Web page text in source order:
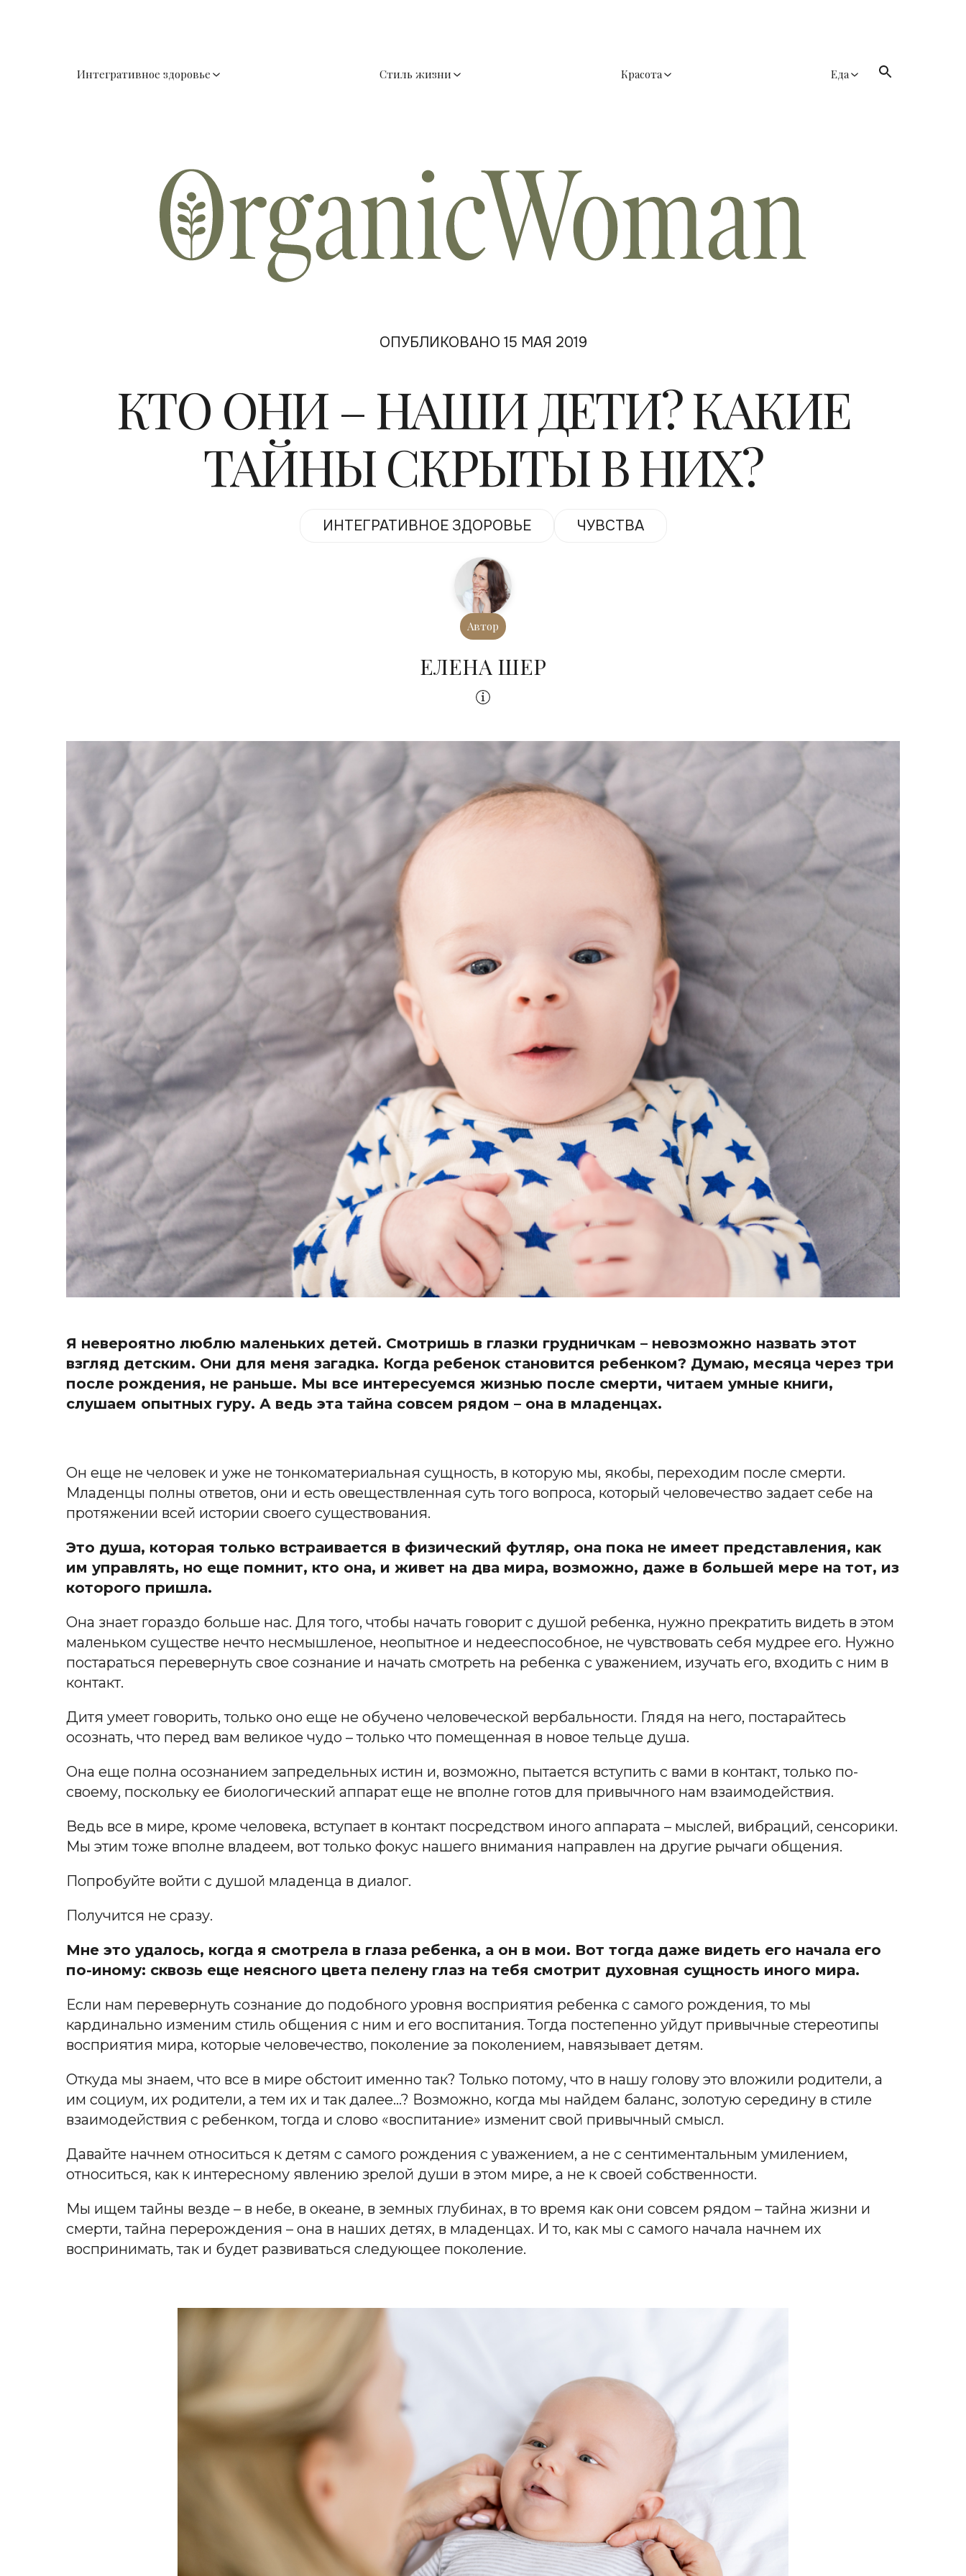
Интегративное здоровье Стиль жизни Красота Еда
ОПУБЛИКОВАНО 15 МАЯ 2019
КТО ОНИ – НАШИ ДЕТИ? КАКИЕ
ТАЙНЫ СКРЫТЫ В НИХ?
ИНТЕГРАТИВНОЕ ЗДОРОВЬЕ ЧУВСТВА
Автор
ЕЛЕНА ШЕР
Я невероятно люблю маленьких детей. Смотришь в глазки грудничкам – невозможно назвать этот
взгляд детским. Они для меня загадка. Когда ребенок становится ребенком? Думаю, месяца через три
после рождения, не раньше. Мы все интересуемся жизнью после смерти, читаем умные книги,
слушаем опытных гуру. А ведь эта тайна совсем рядом – она в младенцах.
Он еще не человек и уже не тонкоматериальная сущность, в которую мы, якобы, переходим после смерти.
Младенцы полны ответов, они и есть овеществленная суть того вопроса, который человечество задает себе на
протяжении всей истории своего существования.
Это душа, которая только встраивается в физический футляр, она пока не имеет представления, как
им управлять, но еще помнит, кто она, и живет на два мира, возможно, даже в большей мере на тот, из
которого пришла.
Она знает гораздо больше нас. Для того, чтобы начать говорит с душой ребенка, нужно прекратить видеть в этом
маленьком существе нечто несмышленое, неопытное и недееспособное, не чувствовать себя мудрее его. Нужно
постараться перевернуть свое сознание и начать смотреть на ребенка с уважением, изучать его, входить с ним в
контакт.
Дитя умеет говорить, только оно еще не обучено человеческой вербальности. Глядя на него, постарайтесь
осознать, что перед вам великое чудо – только что помещенная в новое тельце душа.
Она еще полна осознанием запредельных истин и, возможно, пытается вступить с вами в контакт, только по-
своему, поскольку ее биологический аппарат еще не вполне готов для привычного нам взаимодействия.
Ведь все в мире, кроме человека, вступает в контакт посредством иного аппарата – мыслей, вибраций, сенсорики.
Мы этим тоже вполне владеем, вот только фокус нашего внимания направлен на другие рычаги общения.
Попробуйте войти с душой младенца в диалог.
Получится не сразу.
Мне это удалось, когда я смотрела в глаза ребенка, а он в мои. Вот тогда даже видеть его начала его
по-иному: сквозь еще неясного цвета пелену глаз на тебя смотрит духовная сущность иного мира.
Если нам перевернуть сознание до подобного уровня восприятия ребенка с самого рождения, то мы
кардинально изменим стиль общения с ним и его воспитания. Тогда постепенно уйдут привычные стереотипы
восприятия мира, которые человечество, поколение за поколением, навязывает детям.
Откуда мы знаем, что все в мире обстоит именно так? Только потому, что в нашу голову это вложили родители, а
им социум, их родители, а тем их и так далее…? Возможно, когда мы найдем баланс, золотую середину в стиле
взаимодействия с ребенком, тогда и слово «воспитание» изменит свой привычный смысл.
Давайте начнем относиться к детям с самого рождения с уважением, а не с сентиментальным умилением,
относиться, как к интересному явлению зрелой души в этом мире, а не к своей собственности.
Мы ищем тайны везде – в небе, в океане, в земных глубинах, в то время как они совсем рядом – тайна жизни и
смерти, тайна перерождения – она в наших детях, в младенцах. И то, как мы с самого начала начнем их
воспринимать, так и будет развиваться следующее поколение.